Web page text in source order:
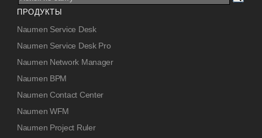
ПРОДУКТЫ
Naumen Service Desk
Naumen Service Desk Pro
Naumen Network Manager
Naumen BPM
Naumen Contact Center
Naumen WFM
Naumen Project Ruler